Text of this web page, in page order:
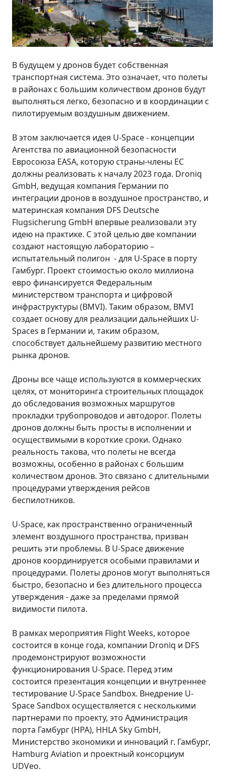
В будущем у дронов будет собственная
транспортная система. Это означает, что полеты
в районах с большим количеством дронов будут
выполняться легко, безопасно и в координации с
пилотируемым воздушным движением.
В этом заключается идея U-Space - концепции
Агентства по авиационной безопасности
Евросоюза EASA, которую страны-члены ЕС
должны реализовать к началу 2023 года. Droniq
GmbH, ведущая компания Германии по
интеграции дронов в воздушное пространство, и
материнская компания DFS Deutsche
Flugsicherung GmbH впервые реализовали эту
идею на практике. С этой целью две компании
создают настоящую лабораторию –
испытательный полигон - для U-Space в порту
Гамбург. Проект стоимостью около миллиона
евро финансируется Федеральным
министерством транспорта и цифровой
инфраструктуры (BMVI). Таким образом, BMVI
создает основу для реализации дальнейших U-
Spaces в Германии и, таким образом,
способствует дальнейшему развитию местного
рынка дронов.
Дроны все чаще используются в коммерческих
целях, от мониторинга строительных площадок
до обследования возможных маршрутов
прокладки трубопроводов и автодорог. Полеты
дронов должны быть просты в исполнении и
осуществимыми в короткие сроки. Однако
реальность такова, что полеты не всегда
возможны, особенно в районах с большим
количеством дронов. Это связано с длительными
процедурами утверждения рейсов
беспилотников.
U-Space, как пространственно ограниченный
элемент воздушного пространства, призван
решить эти проблемы. В U-Space движение
дронов координируется особыми правилами и
процедурами. Полеты дронов могут выполняться
быстро, безопасно и без длительного процесса
утверждения - даже за пределами прямой
видимости пилота.
В рамках мероприятия Flight Weeks, которое
состоится в конце года, компании Droniq и DFS
продемонстрируют возможности
функционирования U-Space. Перед этим
состоится презентация концепции и внутреннее
тестирование U-Space Sandbox. Внедрение U-
Space Sandbox осуществляется с несколькими
партнерами по проекту, это Администрация
порта Гамбург (HPA), HHLA Sky GmbH,
Министерство экономики и инноваций г. Гамбург,
Hamburg Aviation и проектный консорциум
UDVeo.